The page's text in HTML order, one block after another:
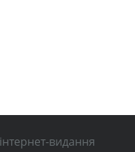
видання